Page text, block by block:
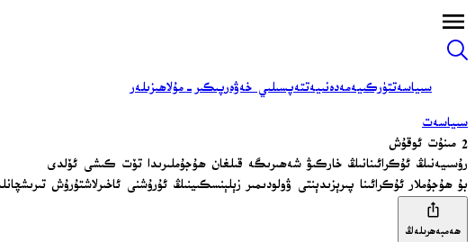
سىياسەتتۈركىيەمەدەنىيەتتەپسىلىي خەۋەرپىكىر-مۇلاھىزىلەر
سىياسەت
2 مىنۇت ئوقۇش
رۇسىيەنىڭ ئۇكرائىنانىڭ خاركىۋ شەھىرىگە قىلغان ھۇجۇملىرىدا تۆت كىشى ئۆلدى
بۇ ھۇجۇملار ئۇكرائىنا پىرېزىدېنتى ۋولودىمىر زېلېنسكىينىڭ ئۇرۇشنى ئاخىرلاشتۇرۇش
ھەمبەھرىلەڭ